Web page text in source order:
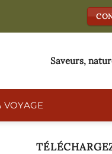
Saveurs,
VOYAGE